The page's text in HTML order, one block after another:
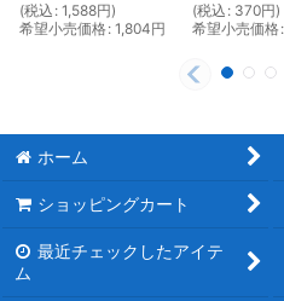
(税込 : 1,588円)
希望小売価格: 1,804円
(税込 : 370円)
希望小売価格:
ホーム
ショッピングカート
最近チェックしたアイテ
ム